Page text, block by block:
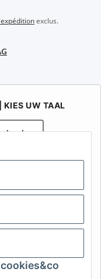
exclus.
KIES UW TAAL
remorques | Uw
& LANGUAGE |